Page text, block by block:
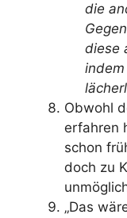
die
diese
Obwohl
erfahren
schon
doch zu
„Das